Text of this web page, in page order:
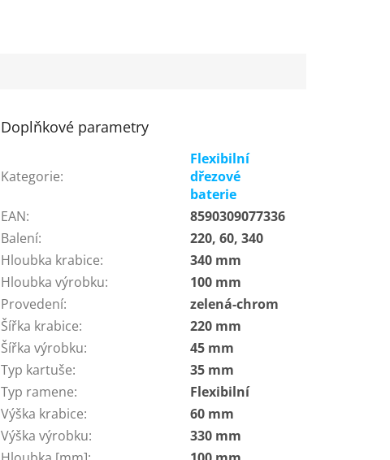
Doplňkové parametry
Kategorie:
Flexibilní
dřezové
baterie
EAN:
8590309077336
Balení:
220, 60, 340
Hloubka krabice:
340 mm
Hloubka výrobku:
100 mm
Provedení:
zelená-chrom
Šířka krabice:
220 mm
Šířka výrobku:
45 mm
Typ kartuše:
35 mm
Typ ramene:
Flexibilní
Výška krabice:
60 mm
Výška výrobku:
330 mm